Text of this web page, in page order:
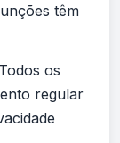
têm
Todos os
regular